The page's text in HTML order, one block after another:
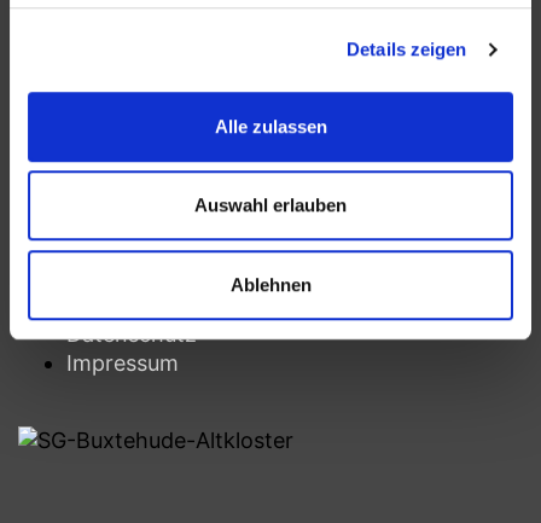
Details zeigen
Alle zulassen
Auswahl erlauben
Ablehnen
Öffnungszeiten
Montag: 9.00 – 12.00 Uhr
Dienstag: 10.00 – 13.00 Uhr
Mittwoch: 9.00 – 12.00 Uhr
Rechtliches
Datenschutz
Impressum